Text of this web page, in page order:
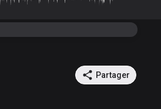
Partager